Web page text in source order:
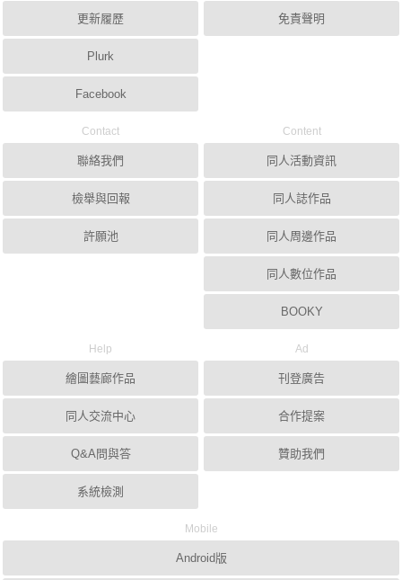
更新履歷
Plurk
Facebook
免責聲明
Contact
聯絡我們
檢舉與回報
許願池
Content
同人活動資訊
同人誌作品
同人周邊作品
同人數位作品
BOOKY
Help
繪圖藝廊作品
同人交流中心
Q&A問與答
系統檢測
Ad
刊登廣告
合作提案
贊助我們
Mobile
Android版